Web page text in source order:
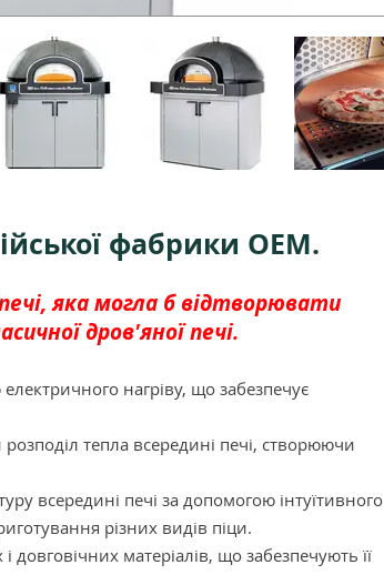
фабрики OEM.
яка могла б відтворювати
дров'яної печі.
нагріву, що забезпечує
тепла всередині печі, створюючи
всередині печі за допомогою інтуїтивного
різних видів піци.
довговічних матеріалів, що забезпечують її